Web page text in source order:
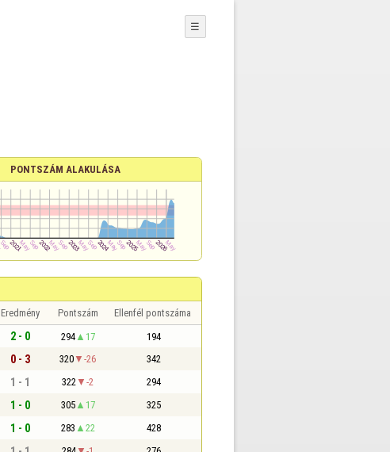
☰
PONTSZÁM ALAKULÁSA
Eredmény Pontszám Ellenfél pontszáma
2 - 0 294 17 194
0 - 3 320 -26 342
1 - 1 322 -2 294
1 - 0 305 17 325
1 - 0 283 22 428